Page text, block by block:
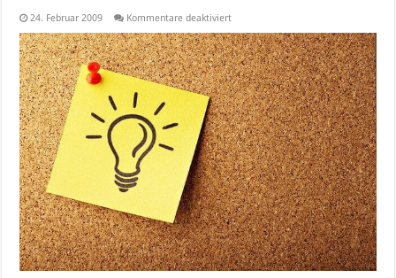
24. Februar 2009 Kommentare deaktiviertfür
bei
Twitter